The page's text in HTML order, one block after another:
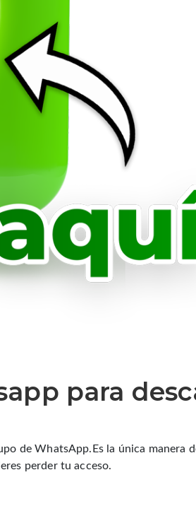
para
de WhatsApp.Es la única manera
perder tu acceso.